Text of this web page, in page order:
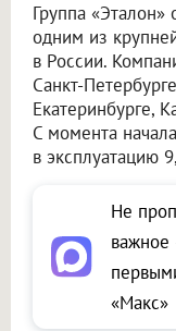
Группа «Эталон»
одним из
в России.
Санкт-
Екатеринбурге,
С момента
в эксплуатацию
Не
важное
«Макс»